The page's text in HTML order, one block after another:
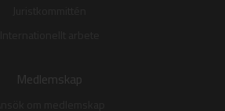
Medlemskap